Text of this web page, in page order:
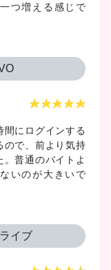
（3.80）
がるのがいい
つ増える感じで
間にログインする
ので、前より気持
。普通のバイトよ
いのが大きいで
イブ